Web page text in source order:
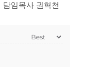
담임목사 권혁천